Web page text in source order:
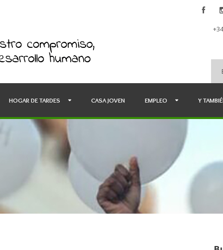
HOGAR DE TARDES CASA JOVEN EMPLEO Y